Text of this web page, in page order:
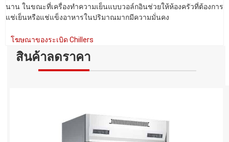
นาน ในขณะที่เครื่องทำความเย็นแบบวอล์กอินช่วยให้ห้องครัวที่ต้องการ
แช่เย็นหรือแช่แข็งอาหารในปริมาณมากมีความมั่นคง
โฆษณาของระเบิด Chillers
สินค้าลดราคา